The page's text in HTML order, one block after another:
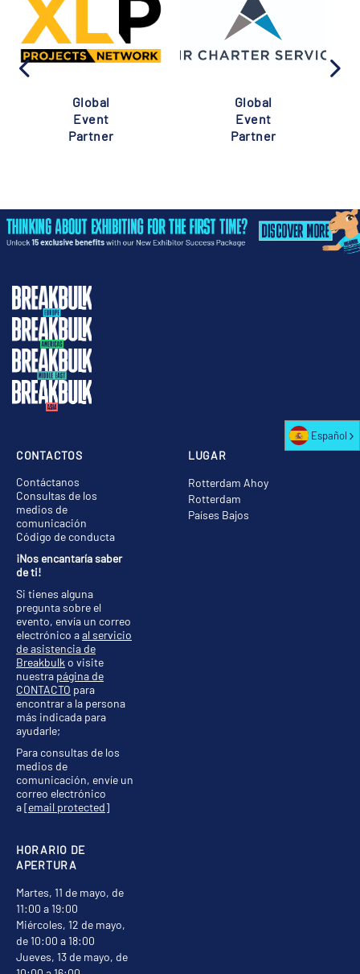
Global
Event
Partner
Global
Event
Partner
LUGAR
Rotterdam Ahoy
Rotterdam
Países Bajos
HORARIO DE
APERTURA
Martes, 11 de mayo, de
11:00 a 19:00
Miércoles, 12 de mayo,
de 10:00 a 18:00
Jueves, 13 de mayo, de
CONTACTOS
Contáctanos
Consultas de los
medios de
comunicación
Código de conducta
¡Nos encantaría saber
de ti!
Si tienes alguna
pregunta sobre el
evento, envía un correo
electrónico aal servicio
de asistencia de
Breakbulk o visite
nuestra página de
CONTACTO para
encontrar a la persona
más indicada para
ayudarle;
Para consultas de los
medios de
comunicación, envíe un
correo electrónico
a[email protected]
Español